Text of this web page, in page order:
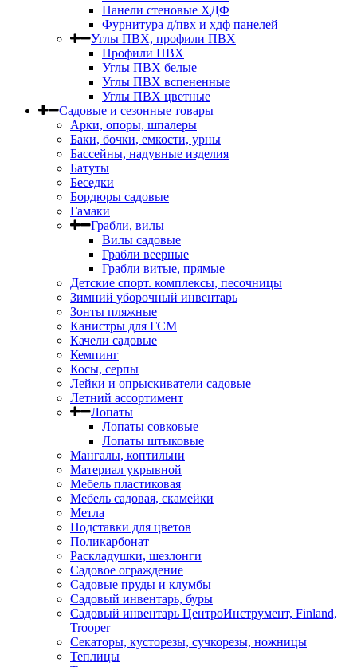
Панели стеновые ХДФ
Фурнитура д/пвх и хдф панелей
Углы ПВХ, профили ПВХ
Профили ПВХ
Углы ПВХ белые
Углы ПВХ вспененные
Углы ПВХ цветные
Садовые и сезонные товары
Арки, опоры, шпалеры
Баки, бочки, емкости, урны
Бассейны, надувные изделия
Батуты
Беседки
Бордюры садовые
Гамаки
Грабли, вилы
Вилы садовые
Грабли веерные
Грабли витые, прямые
Детские спорт. комплексы, песочницы
Зимний уборочный инвентарь
Зонты пляжные
Канистры для ГСМ
Качели садовые
Кемпинг
Косы, серпы
Лейки и опрыскиватели садовые
Летний ассортимент
Лопаты
Лопаты совковые
Лопаты штыковые
Мангалы, коптильни
Материал укрывной
Мебель пластиковая
Мебель садовая, скамейки
Метла
Подставки для цветов
Поликарбонат
Раскладушки, шезлонги
Садовое ограждение
Садовые пруды и клумбы
Садовый инвентарь, буры
Садовый инвентарь ЦентроИнструмент, Finland,
Trooper
Секаторы, кусторезы, сучкорезы, ножницы
Теплицы